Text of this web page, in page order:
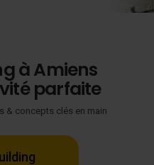
à Amiens
parfaite
& concepts clés en main